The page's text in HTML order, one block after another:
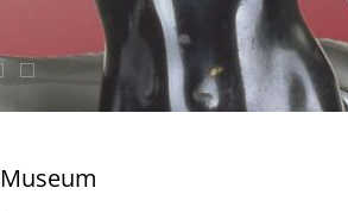
Museum